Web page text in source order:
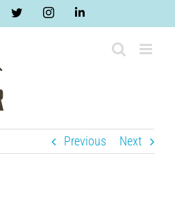
TwitterInstagramLinkedIn
Previous Next